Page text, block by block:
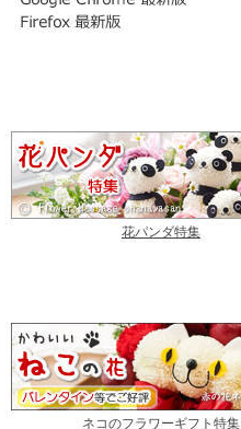
花パンダ特集
ネコのフラワーギフト特集